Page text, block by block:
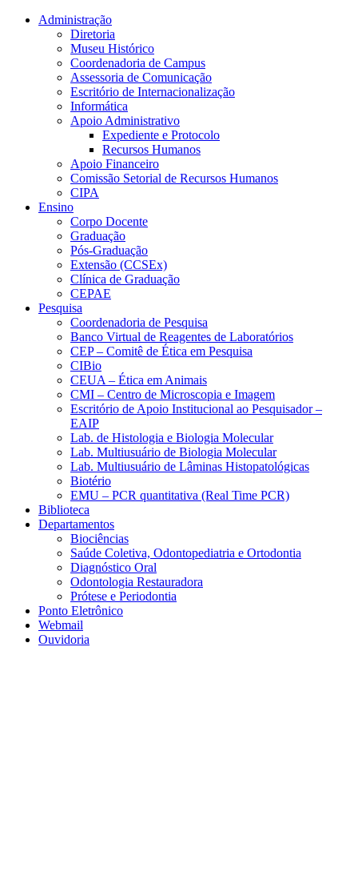
Conteúdo principal Menu principal
Administração
Diretoria
Museu Histórico
Coordenadoria de Campus
Assessoria de Comunicação
Escritório de Internacionalização
Informática
Apoio Administrativo
Expediente e Protocolo
Recursos Humanos
Apoio Financeiro
Comissão Setorial de Recursos Humanos
CIPA
Ensino
Corpo Docente
Graduação
Pós-Graduação
Extensão (CCSEx)
Clínica de Graduação
CEPAE
Pesquisa
Coordenadoria de Pesquisa
Banco Virtual de Reagentes de Laboratórios
CEP – Comitê de Ética em Pesquisa
CIBio
CEUA – Ética em Animais
CMI – Centro de Microscopia e Imagem
Escritório de Apoio Institucional ao Pesquisador –
EAIP
Lab. de Histologia e Biologia Molecular
Lab. Multiusuário de Biologia Molecular
Lab. Multiusuário de Lâminas Histopatológicas
Biotério
EMU – PCR quantitativa (Real Time PCR)
Biblioteca
Departamentos
Biociências
Saúde Coletiva, Odontopediatria e Ortodontia
Diagnóstico Oral
Odontologia Restauradora
Prótese e Periodontia
Ponto Eletrônico
Webmail
Ouvidoria